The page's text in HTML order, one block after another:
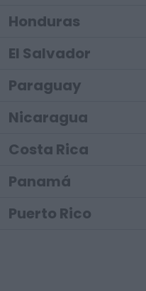
Honduras
El Salvador
Paraguay
Nicaragua
Costa Rica
Panamá
Puerto Rico